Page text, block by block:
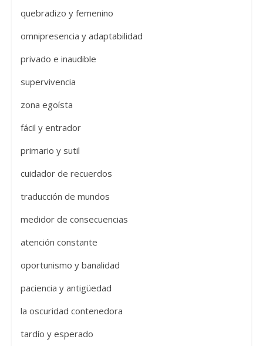
quebradizo y femenino
omnipresencia y adaptabilidad
privado e inaudible
supervivencia
zona egoísta
fácil y entrador
primario y sutil
cuidador de recuerdos
traducción de mundos
medidor de consecuencias
atención constante
oportunismo y banalidad
paciencia y antigüedad
la oscuridad contenedora
tardío y esperado